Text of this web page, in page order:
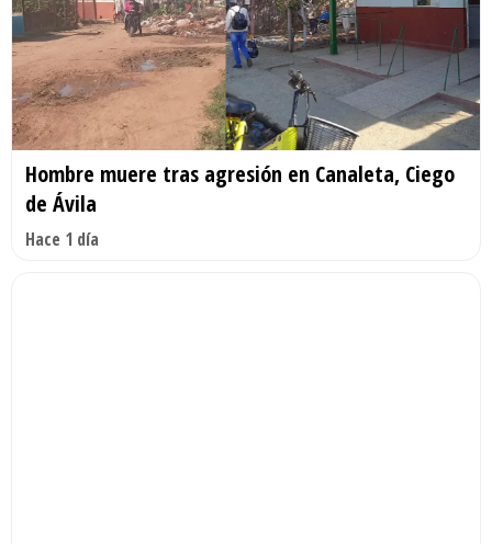
Hombre muere tras agresión en Canaleta, Ciego
de Ávila
Hace 1 día